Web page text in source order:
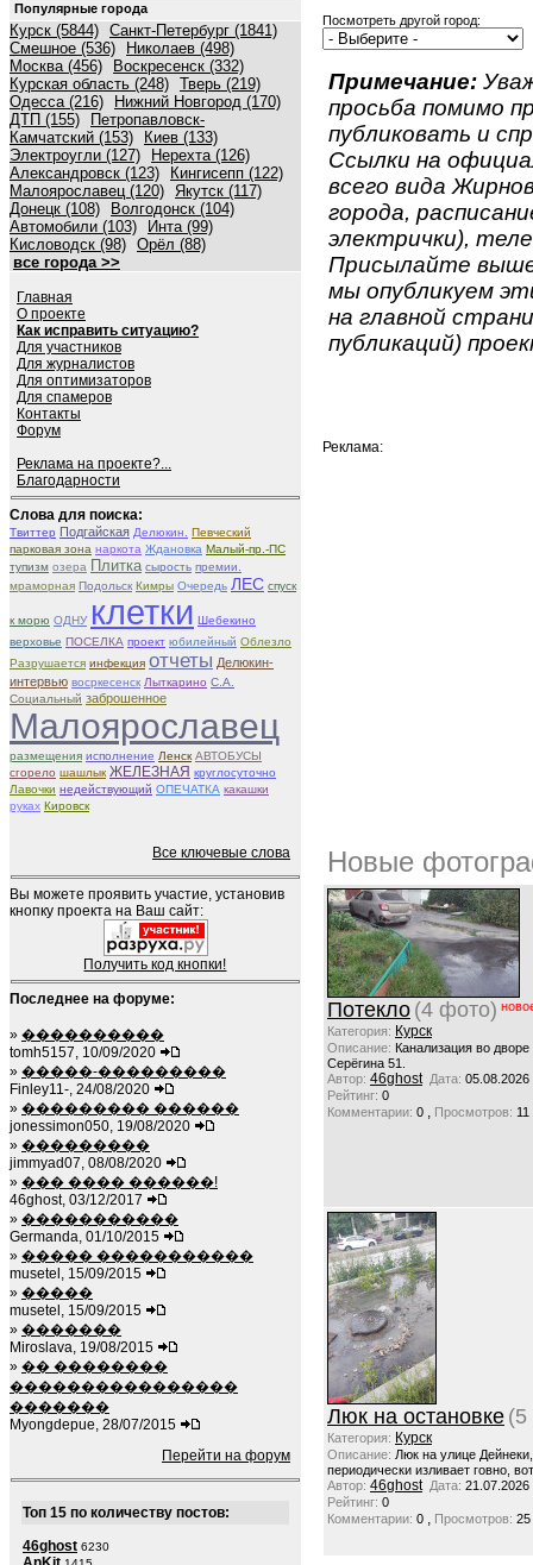
Популярные города
Курск (5844) Санкт-Петербург (1841)
Смешное (536)
Николаев (498)
Москва (456)
Воскресенск (332)
Курская область (248) Тверь (219)
Одесса (216)
Нижний Новгород (170)
ДТП (155)
Петропавловск-
Камчатский (153)
Киев (133)
Электроугли (127)
Нерехта (126)
Александровск (123)
Кингисепп (122)
Малоярославец (120) Якутск (117)
Донецк (108)
Волгодонск (104)
Автомобили (103)
Инта (99)
Кисловодск (98) Орёл (88)
все города >>
Главная
О проекте
Как исправить ситуацию?
Для участников
Для журналистов
Для оптимизаторов
Для спамеров
Контакты
Форум
Реклама на проекте?...
Благодарности
Слова для поиска:
Твиттер Подгайская Делюкин.
Певческий
парковая зона наркота Ждановка Малый-пр.-ПС
тупизм озера Плитка сырость премии.
мраморная Подольск Кимры Очередь ЛЕС спуск
к морю ОДНУ клетки Шебекино
верховье ПОСЕЛКА проект юбилейный Облезло
Разрушается инфекция отчеты Делюкин-
интервью восркесенск Лыткарино С.А.
Социальный заброшенное
Малоярославец
размещения исполнение Ленск АВТОБУСЫ
сгорело шашлык ЖЕЛЕЗНАЯ круглосуточно
Лавочки недействующий ОПЕЧАТКА какашки
руках Кировск
Все ключевые слова
Вы можете проявить участие, установив
кнопку проекта на Ваш сайт:
Получить код кнопки!
Последнее на форуме:
» ����������
tomh5157, 10/09/2020
» �����-���������
Finley11-, 24/08/2020
» ��������� ������
jonessimon050, 19/08/2020
» ���������
jimmyad07, 08/08/2020
» ��� ���� ������!
46ghost, 03/12/2017
» �����������
Germanda, 01/10/2015
» ����� �����������
musetel, 15/09/2015
» �����
musetel, 15/09/2015
» �������
Miroslava, 19/08/2015
» �� ��������
����������������
�������
Myongdepue, 28/07/2015
Перейти на форум
Топ 15 по количеству постов:
46ghost 6230
Посмотреть другой город:
Примечание:
просьба помимо
публиковать и
Ссылки на
всего вида
города,
электрички),
Присылайте
мы опубликуем
на главной
публикаций)
Реклама:
Новые
Потекло (4 фото)
Категория: Курск
Описание: Канализация во
Серёгина 51.
Автор: 46ghost Дата: 05.08.2026
Рейтинг: 0
Комментарии: 0 , Просмотров: 11
Люк на остановке (5
Категория: Курск
Описание: Люк на улице
периодически изливает говно,
Автор: 46ghost Дата: 21.07.2026
Рейтинг: 0
Комментарии: 0 , Просмотров: 25